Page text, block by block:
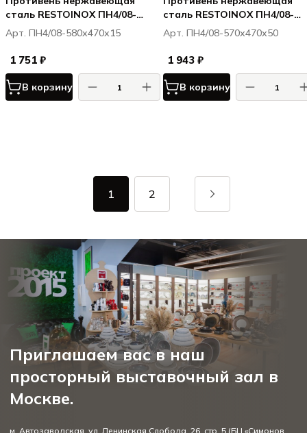
сталь RESTOINOX ПН4/08-
580х470х15
Арт. ПН4/08-580х470х15
1 751 ₽
В корзину
сталь RESTOINOX ПН4/08-
570х470х50
Арт. ПН4/08-570х470х50
1 943 ₽
В корзину
1 2
Приглашаем вас в наш
просторный выставочный зал в
Москве.
м. Автозаводская, ул. Ленинская Слобода, 26, стр. 5 (БЦ «Симонов